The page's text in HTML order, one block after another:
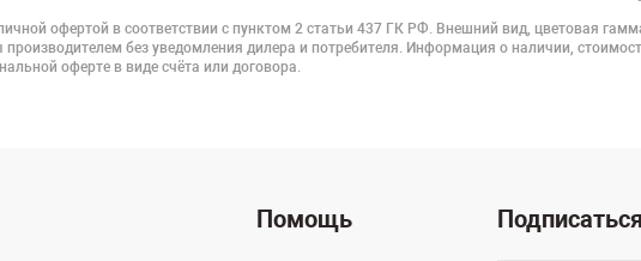
офертой в соответствии с пунктом 2 статьи 437 ГК РФ. Внешний вид, цветовая
без уведомления дилера и потребителя. Информация о наличии,
оферте в виде счёта или договора.
Помощь